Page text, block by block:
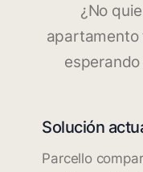
¿No
apartamento
Solución
Parcello